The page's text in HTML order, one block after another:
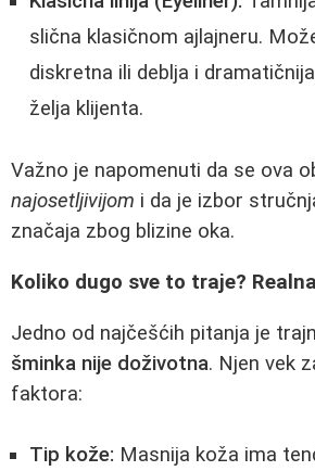
slična klasičnom ajlajneru.
diskretna ili deblja i
želja klijenta.
Važno je napomenuti da se ova
najosetljivijom i da je izbor
značaja zbog blizine oka.
Koliko dugo sve to traje?
Jedno od najčešćih pitanja je
šminka nije doživotna. Njen vek
faktora:
Tip kože: Masnija koža ima